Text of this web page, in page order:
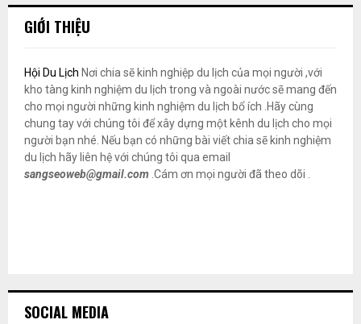
GIỚI THIỆU
Hội Du Lịch Nơi chia sẽ kinh nghiệp du lịch của mọi người ,với
kho tàng kinh nghiệm du lịch trong và ngoài nước sẽ mang đến
cho mọi người những kinh nghiệm du lịch bổ ích .Hãy cùng
chung tay với chúng tôi để xây dựng một kênh du lịch cho mọi
người bạn nhé. Nếu bạn có những bài viết chia sẽ kinh nghiệm
du lịch hãy liên hệ với chúng tôi qua email
sangseoweb@gmail.com .Cám ơn mọi người đã theo dõi .
SOCIAL MEDIA